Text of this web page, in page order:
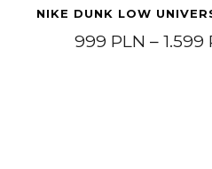
NIKE DUNK LOW
999 PLN – 1.599